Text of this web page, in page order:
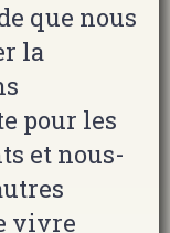
que nous
la
pour les
et nous-
vivre